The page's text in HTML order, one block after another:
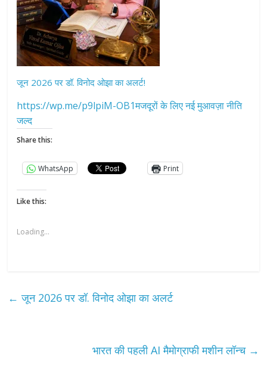
जून 2026 पर डॉ. विनोद ओझा का अलर्ट!
https://wp.me/p9lpiM-OB1मजदूरों के लिए नई मुआवज़ा नीति
जल्द
Share this:
WhatsApp Print
Like this:
Loading...
← जून 2026 पर डॉ. विनोद ओझा का अलर्ट
भारत की पहली AI मैमोग्राफी मशीन लॉन्च →